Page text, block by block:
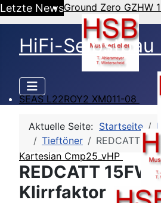
Letzte NewsGround Zero GZHW
SEAS L22ROY2 XM011-08
Kartesian Cmp25_vHP
HiFi-Selbstbau
Aktuelle Seite: Startseite
Tieftöner
REDCATT
REDCATT
Klirrfaktor